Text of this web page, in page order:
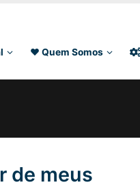
❤ Quem Somos
de meus